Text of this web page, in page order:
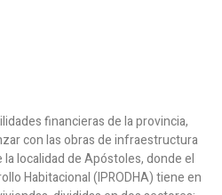
financieras de la provincia,
con las obras de infraestructura
la localidad de Apóstoles, donde el
Habitacional (IPRODHA) tiene en